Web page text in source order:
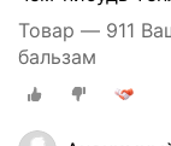
Товар — 911
бальзам